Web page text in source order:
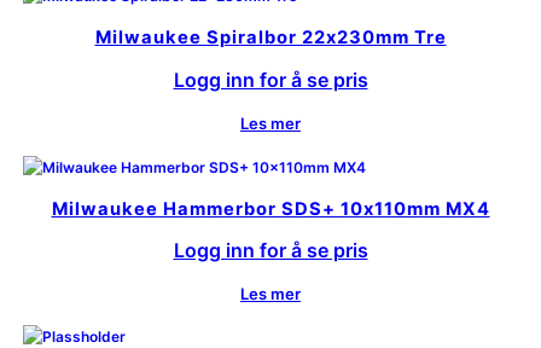
Milwaukee Spiralbor 22x230mm Tre
Logg inn for å se pris
Les mer
Milwaukee Hammerbor SDS+ 10x110mm MX4
Logg inn for å se pris
Les mer